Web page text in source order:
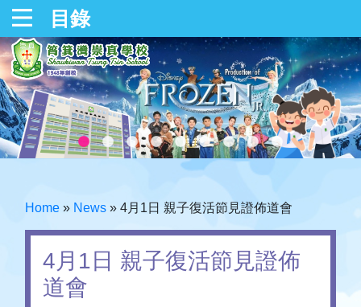
目錄
Home » News » 4月1日 親子復活節見證佈道會
4月1日 親子復活節見證佈
道會